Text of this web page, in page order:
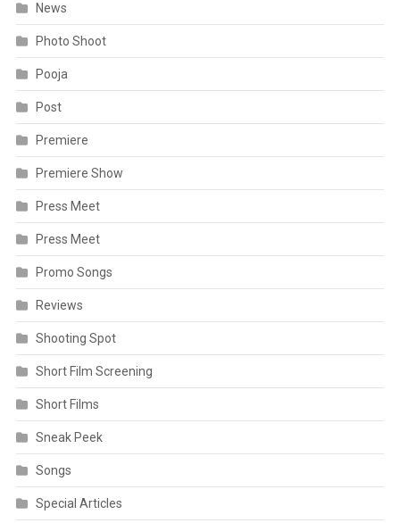
News
Photo Shoot
Pooja
Post
Premiere
Premiere Show
Press Meet
Press Meet
Promo Songs
Reviews
Shooting Spot
Short Film Screening
Short Films
Sneak Peek
Songs
Special Articles